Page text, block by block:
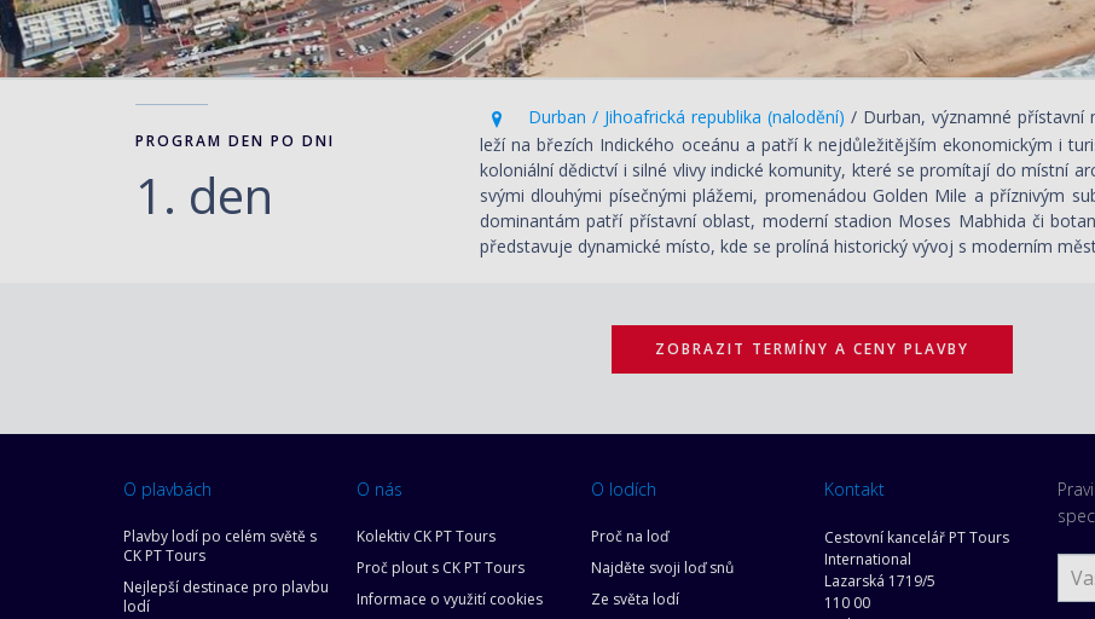
PROGRAM DEN PO DNI
1. den
Durban / Jihoafrická republika (nalodění) / Durban, významné přístavní
leží na březích Indického oceánu a patří k nejdůležitějším ekonomickým i
koloniální dědictví i silné vlivy indické komunity, které se promítají do místní
svými dlouhými písečnými plážemi, promenádou Golden Mile a příznivým
dominantám patří přístavní oblast, moderní stadion Moses Mabhida či
představuje dynamické místo, kde se prolíná historický vývoj s moderním
ZOBRAZIT TERMÍNY A CENY PLAVBY
O plavbách
Plavby lodí po celém světě s
CK PT Tours
Nejlepší destinace pro plavbu
lodí
O nás
Kolektiv CK PT Tours
Proč plout s CK PT Tours
Informace o využití cookies
O lodích
Proč na loď
Najděte svoji loď snů
Ze světa lodí
Kontakt
Cestovní kancelář PT Tours
International
Lazarská 1719/5
110 00